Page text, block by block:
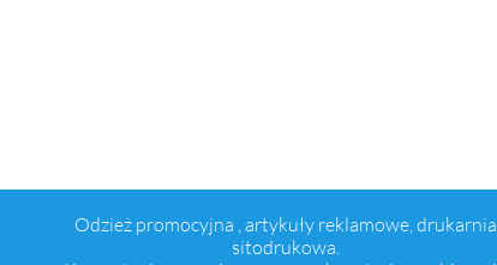
Odzież promocyjna , artykuły reklamowe, drukarnia
sitodrukowa.